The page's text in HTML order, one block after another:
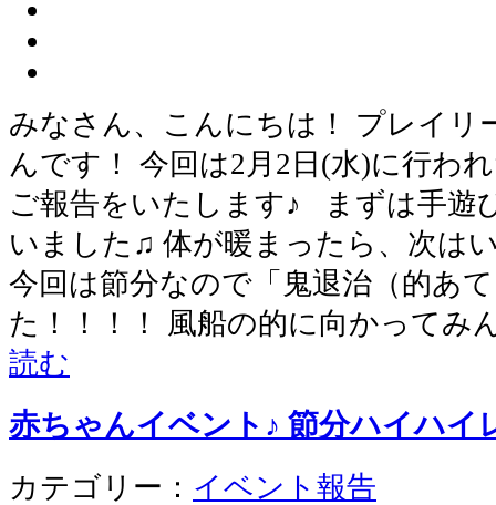
みなさん、こんにちは！ プレイリ
んです！ 今回は2月2日(水)に行わ
ご報告をいたします♪ まずは手遊
いました♫ 体が暖まったら、次は
今回は節分なので「鬼退治（的あ
た！！！！ 風船の的に向かってみ
読む
赤ちゃんイベント♪ 節分ハイハイ
カテゴリー： イベント報告